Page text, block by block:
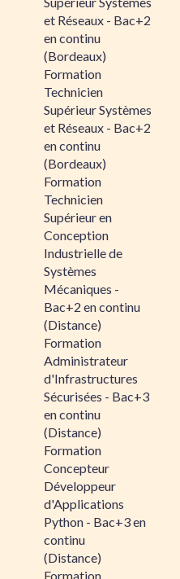
et Réseaux - Bac+2
en continu
(Bordeaux)
Formation
Technicien
Supérieur Systèmes
et Réseaux - Bac+2
en continu
(Bordeaux)
Formation
Technicien
Supérieur en
Conception
Industrielle de
Systèmes
Mécaniques -
Bac+2 en continu
(Distance)
Formation
Administrateur
d'Infrastructures
Sécurisées - Bac+3
en continu
(Distance)
Formation
Concepteur
Développeur
d'Applications
Python - Bac+3 en
continu
(Distance)
Formation